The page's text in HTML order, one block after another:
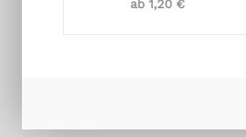
ab 1,20 €